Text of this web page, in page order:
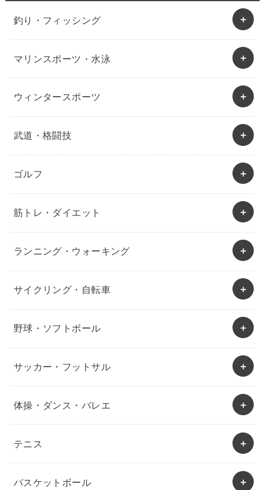
釣り・フィッシング
マリンスポーツ・水泳
ウィンタースポーツ
武道・格闘技
ゴルフ
筋トレ・ダイエット
ランニング・ウォーキング
サイクリング・自転車
野球・ソフトボール
サッカー・フットサル
体操・ダンス・バレエ
テニス
バスケットボール